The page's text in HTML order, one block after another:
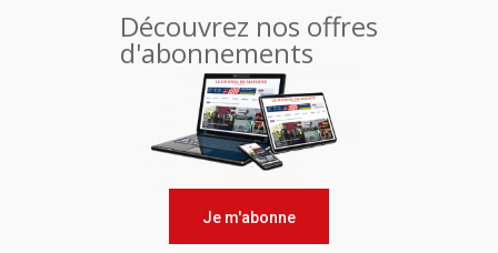
Découvrez nos offres
d'abonnements
Je m'abonne